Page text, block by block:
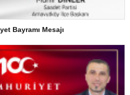
Bayramı Mesajı